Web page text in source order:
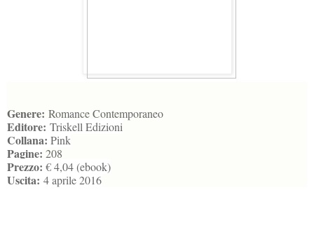
Genere: Romance Contemporaneo
Editore: Triskell Edizioni
Collana: Pink
Pagine: 208
Prezzo: € 4,04 (ebook)
Uscita: 4 aprile 2016